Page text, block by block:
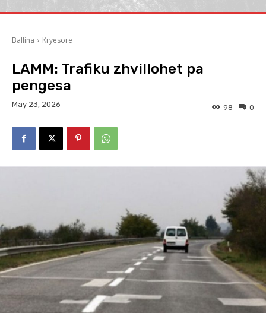
Ballina Kryesore
LAMM: Trafiku zhvillohet pa
pengesa
May 23, 2026 0
98